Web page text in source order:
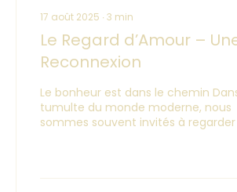
17 août 2025 ∙ 3 min
Le Regard d’Amour –
Reconnexion
Le bonheur est dans le chemin
tumulte du monde moderne, nous
sommes souvent invités à